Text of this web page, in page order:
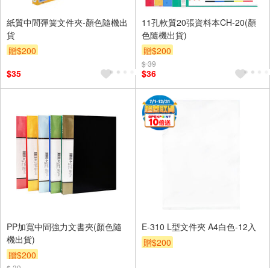
紙質中間彈簧文件夾-顏色隨機出
貨
贈$200
$35
11孔軟質20張資料本CH-20(顏
色隨機出貨)
贈$200
$ 39
$36
PP加寬中間強力文書夾(顏色隨
機出貨)
贈$200
E-310 L型文件夾 A4白色-12入
贈$200